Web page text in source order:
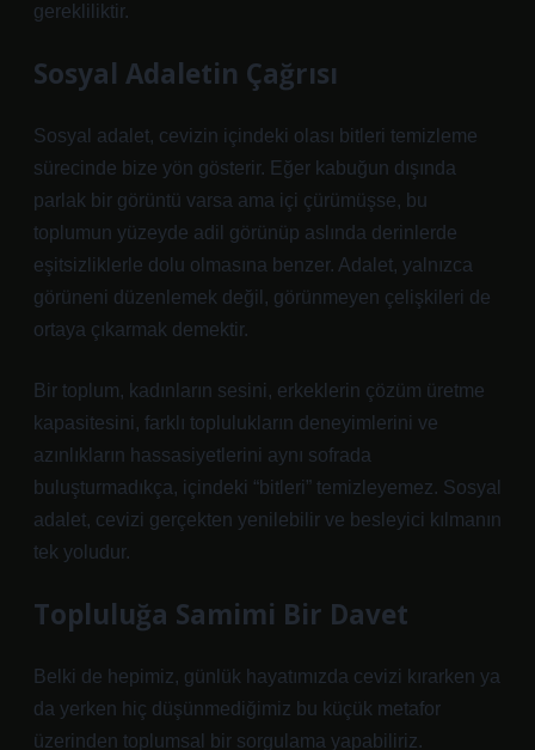
gerekliliktir.
Sosyal Adaletin Çağrısı
Sosyal adalet, cevizin içindeki olası bitleri temizleme
sürecinde bize yön gösterir. Eğer kabuğun dışında
parlak bir görüntü varsa ama içi çürümüşse, bu
toplumun yüzeyde adil görünüp aslında derinlerde
eşitsizliklerle dolu olmasına benzer. Adalet, yalnızca
görüneni düzenlemek değil, görünmeyen çelişkileri de
ortaya çıkarmak demektir.
Bir toplum, kadınların sesini, erkeklerin çözüm üretme
kapasitesini, farklı toplulukların deneyimlerini ve
azınlıkların hassasiyetlerini aynı sofrada
buluşturmadıkça, içindeki “bitleri” temizleyemez. Sosyal
adalet, cevizi gerçekten yenilebilir ve besleyici kılmanın
tek yoludur.
Topluluğa Samimi Bir Davet
Belki de hepimiz, günlük hayatımızda cevizi kırarken ya
da yerken hiç düşünmediğimiz bu küçük metafor
üzerinden toplumsal bir sorgulama yapabiliriz.